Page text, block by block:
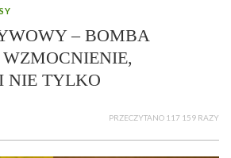
– BOMBA
NIE TYLKO
PRZECZYTANO 117 159 RAZY